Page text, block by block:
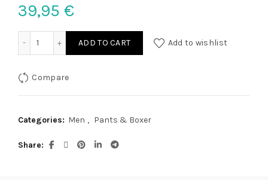
39,95 €
ADD TO CART Add to wishlist
Compare
Categories: Men , Pants & Boxer
Share